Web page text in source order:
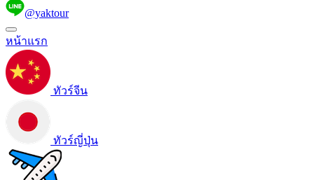
@yaktour
หน้าแรก
ทัวร์จีน
ทัวร์ญี่ปุ่น